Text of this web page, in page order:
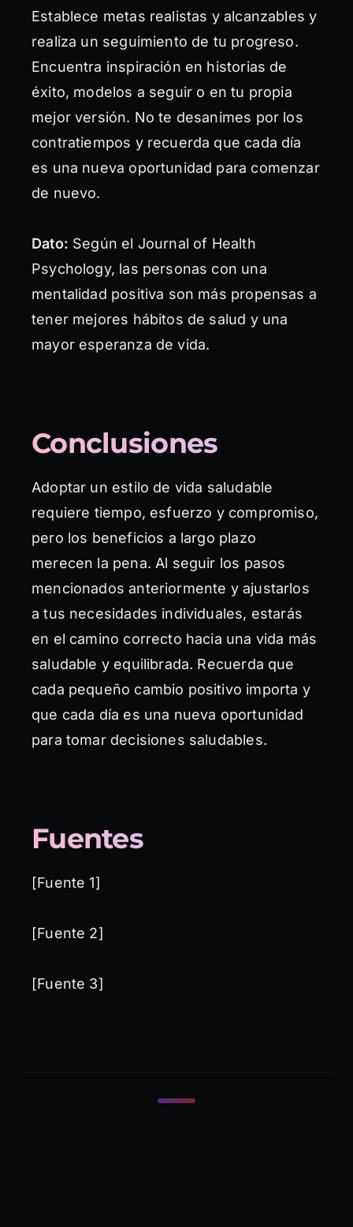
Establece metas realistas y alcanzables y
realiza un seguimiento de tu progreso.
Encuentra inspiración en historias de
éxito, modelos a seguir o en tu propia
mejor versión. No te desanimes por los
contratiempos y recuerda que cada día
es una nueva oportunidad para comenzar
de nuevo.
Dato: Según el Journal of Health
Psychology, las personas con una
mentalidad positiva son más propensas a
tener mejores hábitos de salud y una
mayor esperanza de vida.
Conclusiones
Adoptar un estilo de vida saludable
requiere tiempo, esfuerzo y compromiso,
pero los beneficios a largo plazo
merecen la pena. Al seguir los pasos
mencionados anteriormente y ajustarlos
a tus necesidades individuales, estarás
en el camino correcto hacia una vida más
saludable y equilibrada. Recuerda que
cada pequeño cambio positivo importa y
que cada día es una nueva oportunidad
para tomar decisiones saludables.
Fuentes
[Fuente 1]
[Fuente 2]
[Fuente 3]